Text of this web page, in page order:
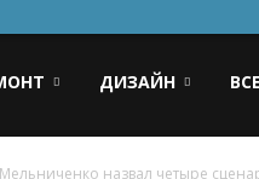
ДИЗАЙН
назвал четыре